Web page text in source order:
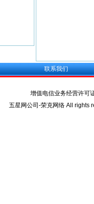
联系我们
增值电信业务经营许可
五星网公司-荣克网络 All